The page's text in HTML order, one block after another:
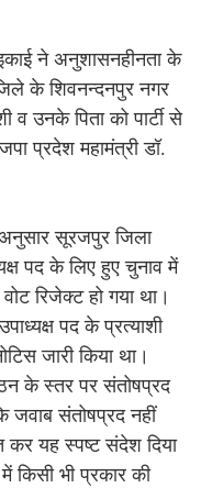
ने अनुशासनहीनता के
के शिवनन्दनपुर नगर
व उनके पिता को पार्टी से
प्रदेश महामंत्री डॉ.
अनुसार सूरजपुर जिला
पद के लिए हुए चुनाव में
वोट रिजेक्ट हो गया था।
पद के प्रत्याशी
जारी किया था।
के स्तर पर संतोषप्रद
जवाब संतोषप्रद नहीं
कर यह स्पष्ट संदेश दिया
किसी भी प्रकार की